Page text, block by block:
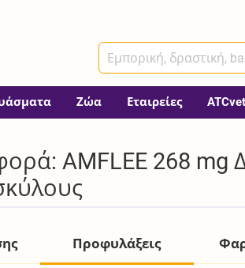
Ζώα Εταιρείες ATCvet
AMFLEE 268 mg
Προφυλάξεις